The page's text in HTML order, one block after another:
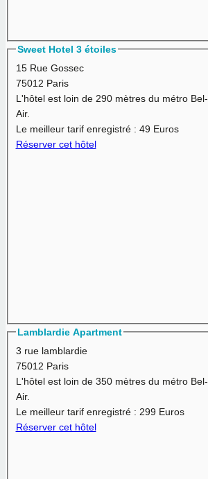
Sweet Hotel 3 étoiles
15 Rue Gossec
75012 Paris
L'hôtel est loin de 290 mètres du métro Bel-
Air.
Le meilleur tarif enregistré : 49 Euros
Réserver cet hôtel
Lamblardie Apartment
3 rue lamblardie
75012 Paris
L'hôtel est loin de 350 mètres du métro Bel-
Air.
Le meilleur tarif enregistré : 299 Euros
Réserver cet hôtel